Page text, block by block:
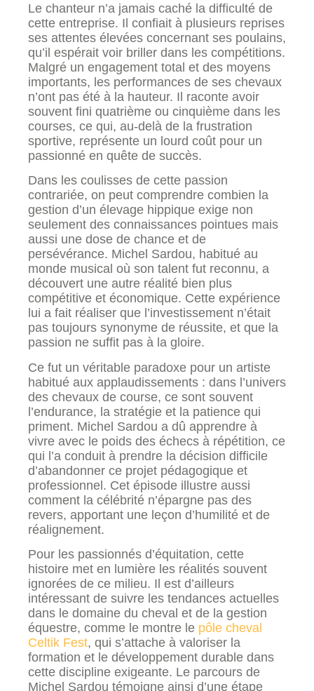
Le chanteur n’a jamais caché la difficulté de
cette entreprise. Il confiait à plusieurs reprises
ses attentes élevées concernant ses poulains,
qu’il espérait voir briller dans les compétitions.
Malgré un engagement total et des moyens
importants, les performances de ses chevaux
n’ont pas été à la hauteur. Il raconte avoir
souvent fini quatrième ou cinquième dans les
courses, ce qui, au-delà de la frustration
sportive, représente un lourd coût pour un
passionné en quête de succès.
Dans les coulisses de cette passion
contrariée, on peut comprendre combien la
gestion d’un élevage hippique exige non
seulement des connaissances pointues mais
aussi une dose de chance et de
persévérance. Michel Sardou, habitué au
monde musical où son talent fut reconnu, a
découvert une autre réalité bien plus
compétitive et économique. Cette expérience
lui a fait réaliser que l’investissement n’était
pas toujours synonyme de réussite, et que la
passion ne suffit pas à la gloire.
Ce fut un véritable paradoxe pour un artiste
habitué aux applaudissements : dans l’univers
des chevaux de course, ce sont souvent
l’endurance, la stratégie et la patience qui
priment. Michel Sardou a dû apprendre à
vivre avec le poids des échecs à répétition, ce
qui l’a conduit à prendre la décision difficile
d’abandonner ce projet pédagogique et
professionnel. Cet épisode illustre aussi
comment la célébrité n’épargne pas des
revers, apportant une leçon d’humilité et de
réalignement.
Pour les passionnés d’équitation, cette
histoire met en lumière les réalités souvent
ignorées de ce milieu. Il est d’ailleurs
intéressant de suivre les tendances actuelles
dans le domaine du cheval et de la gestion
équestre, comme le montre le pôle cheval
Celtik Fest, qui s’attache à valoriser la
formation et le développement durable dans
cette discipline exigeante. Le parcours de
Michel Sardou témoigne ainsi d’une étape